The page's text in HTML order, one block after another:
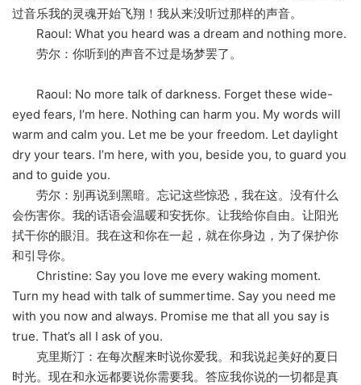
过音乐我的灵魂开始飞翔！我从来没听过那样的声音。
Raoul: What you heard was a dream and nothing more.
劳尔：你听到的声音不过是场梦罢了。
Raoul: No more talk of darkness. Forget these wide-
eyed fears, I’m here. Nothing can harm you. My words will
warm and calm you. Let me be your freedom. Let daylight
dry your tears. I’m here, with you, beside you, to guard you
and to guide you.
劳尔：别再说到黑暗。忘记这些惊恐，我在这。没有什么
会伤害你。我的话语会温暖和安抚你。让我给你自由。让阳光
拭干你的眼泪。我在这和你在一起，就在你身边，为了保护你
和引导你。
Christine: Say you love me every waking moment.
Turn my head with talk of summertime. Say you need me
with you now and always. Promise me that all you say is
true. That’s all I ask of you.
克里斯汀：在每次醒来时说你爱我。和我说起美好的夏日
时光。现在和永远都要说你需要我。答应我你说的一切都是真